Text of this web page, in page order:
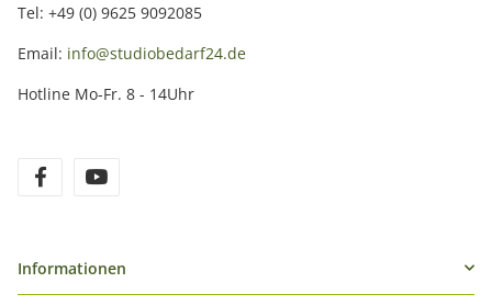
Tel: +49 (0) 9625 9092085
Email: info@studiobedarf24.de
Hotline Mo-Fr. 8 - 14Uhr
Informationen